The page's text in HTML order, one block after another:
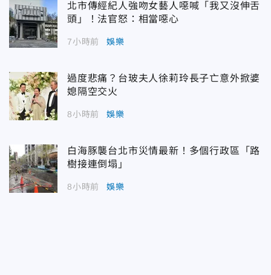
北市傳經紀人強吻女藝人噁喊「我又沒伸舌
頭」！法官怒：相當噁心
7小時前 娛樂
過度悲痛？台玻夫人徐莉玲長子亡意外掀婆
媳隔空交火
8小時前 娛樂
白海豚襲台北市災情最新！多個行政區「路
樹接連倒塌」
8小時前 娛樂